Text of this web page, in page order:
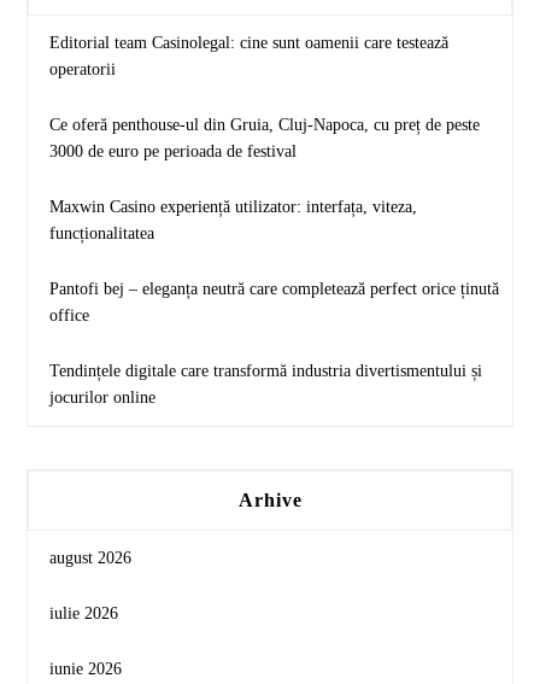
Editorial team Casinolegal: cine sunt oamenii care testează
operatorii
Ce oferă penthouse-ul din Gruia, Cluj-Napoca, cu preț de peste
3000 de euro pe perioada de festival
Maxwin Casino experiență utilizator: interfața, viteza,
funcționalitatea
Pantofi bej – eleganța neutră care completează perfect orice ținută
office
Tendințele digitale care transformă industria divertismentului și
jocurilor online
Arhive
august 2026
iulie 2026
iunie 2026